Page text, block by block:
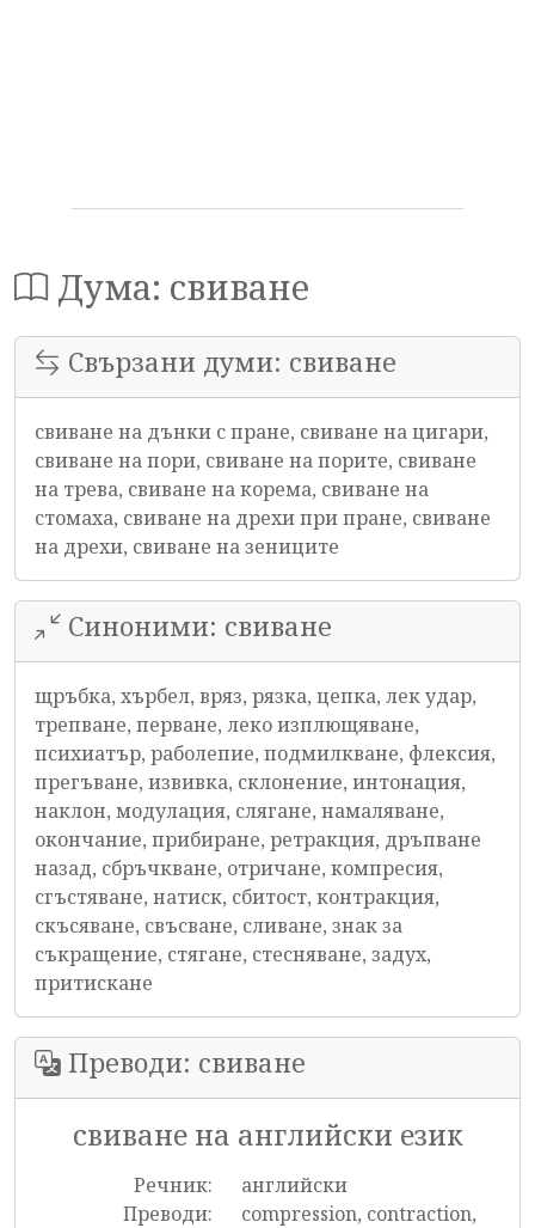
Дума: свиване
Свързани думи: свиване
свиване на дънки с пране, свиване на цигари,
свиване на пори, свиване на порите, свиване
на трева, свиване на корема, свиване на
стомаха, свиване на дрехи при пране, свиване
на дрехи, свиване на зениците
Синоними: свиване
щръбка, хърбел, вряз, рязка, цепка, лек удар,
трепване, перване, леко изплющяване,
психиатър, раболепие, подмилкване, флексия,
прегъване, извивка, склонение, интонация,
наклон, модулация, слягане, намаляване,
окончание, прибиране, ретракция, дръпване
назад, сбръчкване, отричане, компресия,
сгъстяване, натиск, сбитост, контракция,
скъсяване, свъсване, сливане, знак за
съкращение, стягане, стесняване, задух,
притискане
Преводи: свиване
свиване на английски език
Речник:
английски
Преводи:
compression, contraction,